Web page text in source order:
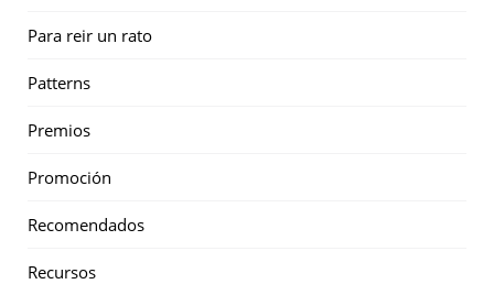
Para reir un rato
Patterns
Premios
Promoción
Recomendados
Recursos